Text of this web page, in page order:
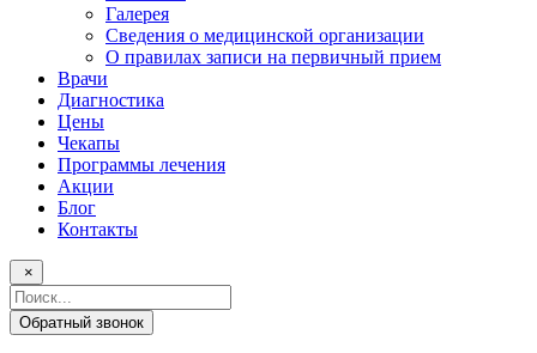
Галерея
Сведения о медицинской организации
О правилах записи на первичный прием
Врачи
Диагностика
Цены
Чекапы
Программы лечения
Акции
Блог
Контакты
×
Поисковый
запрос
Обратный звонок